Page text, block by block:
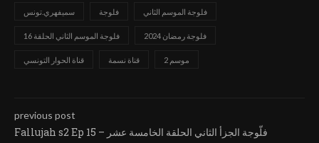
سميفهري.تونس فلوجة فلوجة الموسم الثاني
فلوجة الموسم الثاني الحلقة 16 فلوجة رمضان 2024
قناة الحوار التونسي قناة نسمة موسم 2
previous post
Fallujah s2 Ep 15 – فلّوجة الجزأ الثاني الحلقة الخامسة عشر